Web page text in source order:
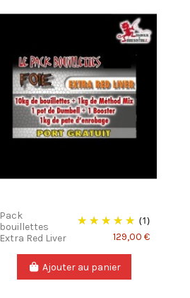
Pack
bouillettes
Extra Red Liver
(1)
129,00 €
Ajouter au panier